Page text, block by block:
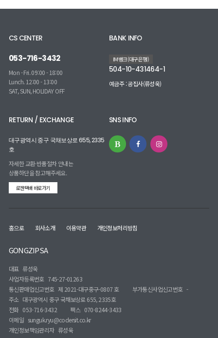
CS CENTER
053-716-3432
Mon - Fri. 09:00 - 18:00
Lunch. 12:00 - 13:00
SAT, SUN, HOLIDAY OFF
BANK INFO
IM뱅크(대구은행)
504-10-431464-1
예금주 : 공집사(류성욱)
RETURN / EXCHANGE
대구광역시 중구 국채보상로 655, 2335
호
자세한 교환·반품절차 안내는
상품하단을 참고해주세요.
로젠택배 바로가기
SNS INFO
홈으로 회사소개 이용약관 개인정보처리방침
GONGZIPSA
대표 류성욱
사업자등록번호 745-27-01263
통신판매업신고번호 제 2021-대구중구-0807 호 부가통신사업신고번호 -
주소 대구광역시 중구 국채보상로 655, 2335호
전화 053-716-3432 팩스 070-8244-3433
이메일 sunguk.ryu@codersit.co.kr
개인정보책임관리자 류성욱